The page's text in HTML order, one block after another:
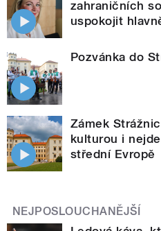
zahraničních
uspokojit
Pozvánka do
Zámek
kulturou i
střední Evropě
NEJPOSLOUCHANĚJŠÍ